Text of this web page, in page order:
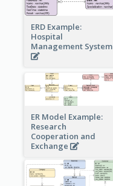
ERD Example:
Hospital
Management System
ER Model Example:
Research
Cooperation and
Exchange